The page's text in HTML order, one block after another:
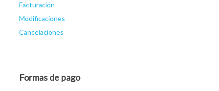
Facturación
Modificaciones
Cancelaciones
Formas de pago